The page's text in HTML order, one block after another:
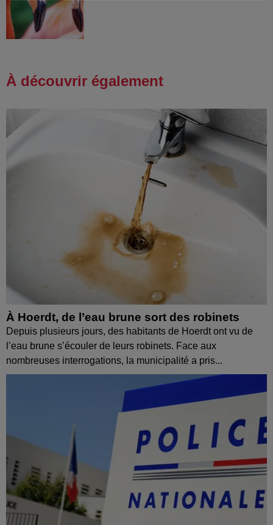
À découvrir également
À Hoerdt, de l’eau brune sort des robinets
Depuis plusieurs jours, des habitants de Hoerdt ont vu de
l’eau brune s’écouler de leurs robinets. Face aux
nombreuses interrogations, la municipalité a pris...